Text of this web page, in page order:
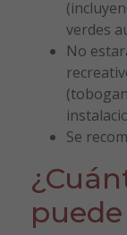
verdes
No
Se